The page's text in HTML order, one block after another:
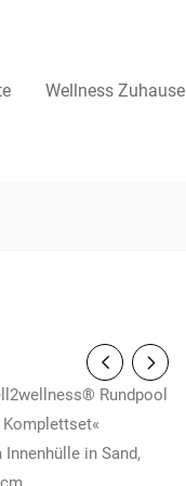
Wellness Zuhause
Rundpool
Komplettset«
in Sand,